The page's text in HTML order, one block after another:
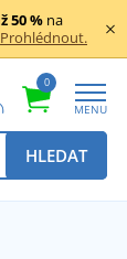
50 % na
Prohlédnout.
0
MENU
HLEDAT